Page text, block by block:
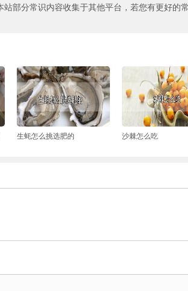
站部分常识内容收集于其他平台，若您有更好的
生蚝怎么挑选肥的 沙棘怎么吃